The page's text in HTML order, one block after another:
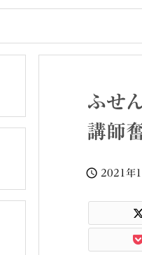
ふせ
講師
 2021年1